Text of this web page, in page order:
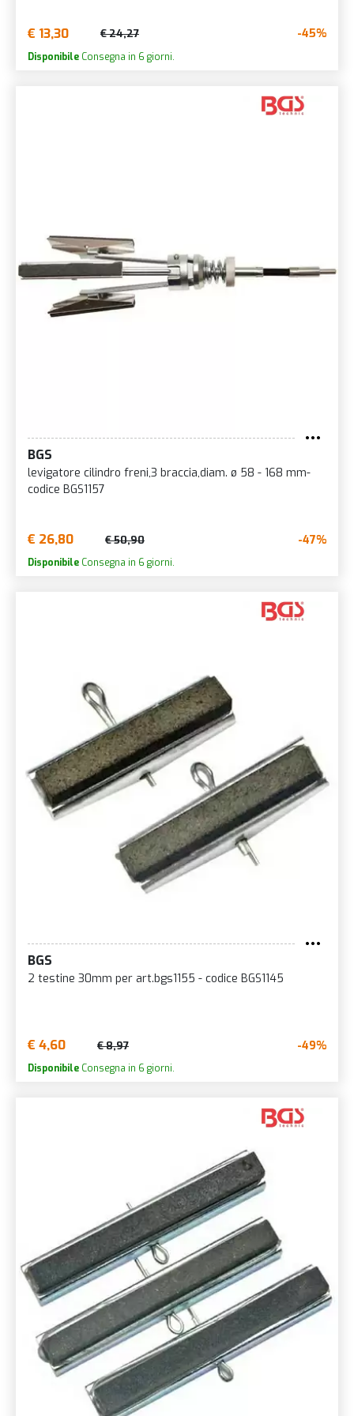
€ 13,30 € 24,27 -45%
Disponibile Consegna in 6 giorni.
BGS
levigatore cilindro freni,3 braccia,diam. ø 58 - 168 mm-
codice BGS1157
€ 26,80 € 50,90 -47%
Disponibile Consegna in 6 giorni.
BGS
2 testine 30mm per art.bgs1155 - codice BGS1145
€ 4,60 € 8,97 -49%
Disponibile Consegna in 6 giorni.